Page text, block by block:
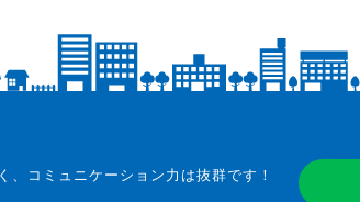
コミュニケーション力は抜群です！